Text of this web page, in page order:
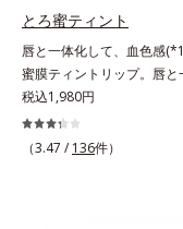
にダマ防止の特殊コーティ
すことで、カバー粉体は薄
に凹凸へフィット。毛穴や
カバーしながら自然な仕上
えます。また、ファンデー
つけている間に保湿成分が
(*2)するスキンコンディシ
とろ蜜ティント
唇と一体化して、血色感
蜜膜ティントリップ。唇と
て色落ちしにくいティント
るおいを両立した、ティン
です。色が長時間唇に密着
税込1,980円
（3.47 / 136件）